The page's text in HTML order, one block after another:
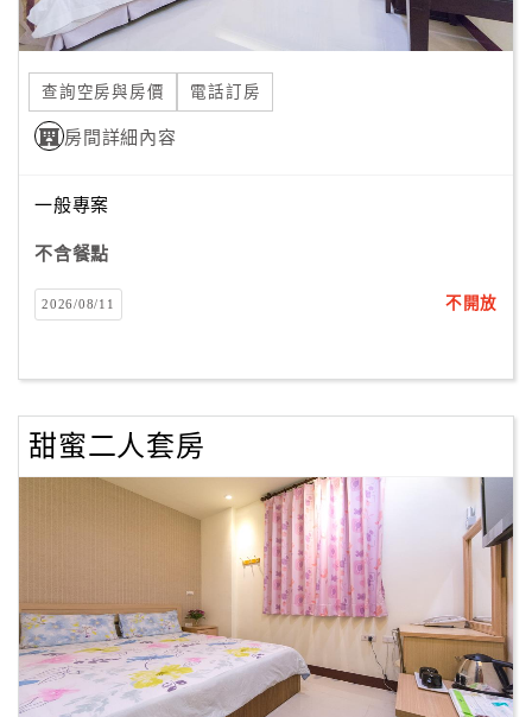
服
紅
利
查
訂
房
Q&A
旅
卡
請
款
收
據
查詢空房與房價 電話訂房
房間詳細內容
一般專案
不含餐點
2026/08/11 不開放
甜蜜二人套房